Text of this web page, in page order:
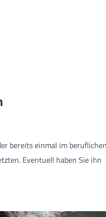
bereits einmal im
Eventuell haben Sie ihn